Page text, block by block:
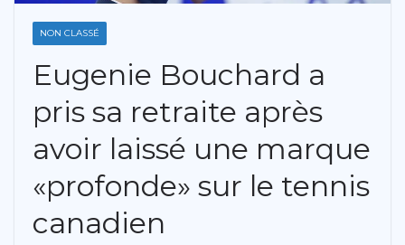
NON CLASSÉ
Eugenie Bouchard a
pris sa retraite après
avoir laissé une marque
«profonde» sur le tennis
canadien